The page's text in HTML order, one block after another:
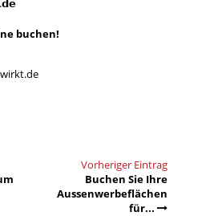
buchen!
Vorheriger Eintrag
Buchen Sie Ihre
Aussenwerbeflächen
für...